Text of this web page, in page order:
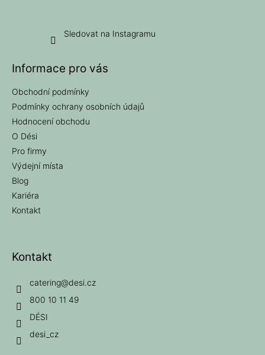
Sledovat na Instagramu
Informace pro vás
Obchodní podmínky
Podmínky ochrany osobních údajů
Hodnocení obchodu
O Dési
Pro firmy
Výdejní místa
Blog
Kariéra
Kontakt
Kontakt
catering@desi.cz
800 10 11 49
DÉSI
desi_cz